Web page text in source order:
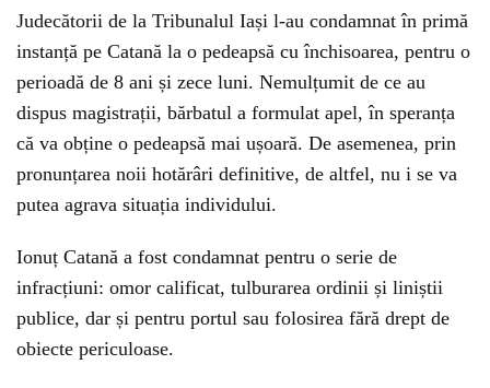
Judecătorii de la Tribunalul Iași l-au condamnat în primă
instanță pe Catană la o pedeapsă cu închisoarea, pentru o
perioadă de 8 ani și zece luni. Nemulțumit de ce au
dispus magistrații, bărbatul a formulat apel, în speranța
că va obține o pedeapsă mai ușoară. De asemenea, prin
pronunțarea noii hotărâri definitive, de altfel, nu i se va
putea agrava situația individului.
Ionuț Catană a fost condamnat pentru o serie de
infracțiuni: omor calificat, tulburarea ordinii și liniștii
publice, dar și pentru portul sau folosirea fără drept de
obiecte periculoase.